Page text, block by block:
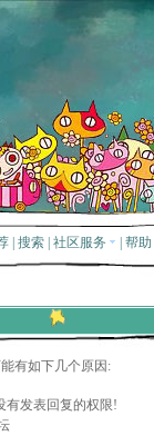
搜索 社区服务 帮助
有如下几个原因:
有发表回复的权限!